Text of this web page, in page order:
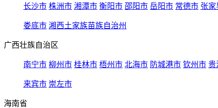
长沙市 株洲市 湘潭市 衡阳市 邵阳市 岳阳市 常德市 张家
娄底市 湘西土家族苗族自治州
广西壮族自治区
南宁市 柳州市 桂林市 梧州市 北海市 防城港市 钦州市 贵
来宾市 崇左市
海南省